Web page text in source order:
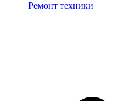
Ремонт техники